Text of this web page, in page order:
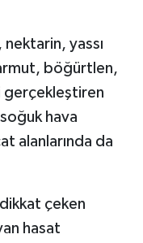
nektarin, yassı
böğürtlen,
gerçekleştiren
hava
alanlarında da
çeken
hasat